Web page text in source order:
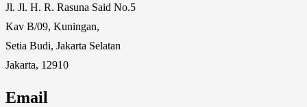
Jl. Jl. H. R. Rasuna Said No.5
Kav B/09, Kuningan,
Setia Budi, Jakarta Selatan
Jakarta, 12910
Email